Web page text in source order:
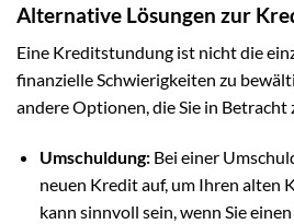
Alternative Lösungen zur
Eine Kreditstundung ist nicht die
finanzielle Schwierigkeiten zu
andere Optionen, die Sie in Betracht
Umschuldung:Bei einer
neuen Kredit auf, um Ihren alten
kann sinnvoll sein, wenn Sie